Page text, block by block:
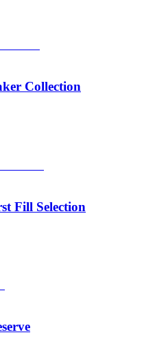
Collection
Fill Selection